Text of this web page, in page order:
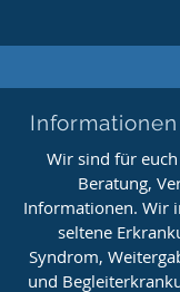
Wir sind für
Beratung,
Informationen. Wir
seltene
Syndrom,
und